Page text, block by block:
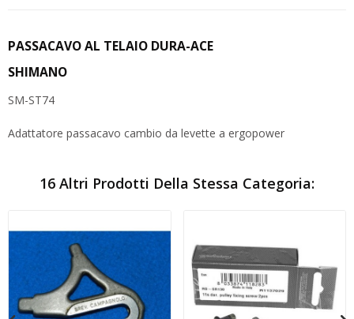
PASSACAVO AL TELAIO DURA-ACE
SHIMANO
SM-ST74
Adattatore passacavo cambio da levette a ergopower
16 Altri Prodotti Della Stessa Categoria: